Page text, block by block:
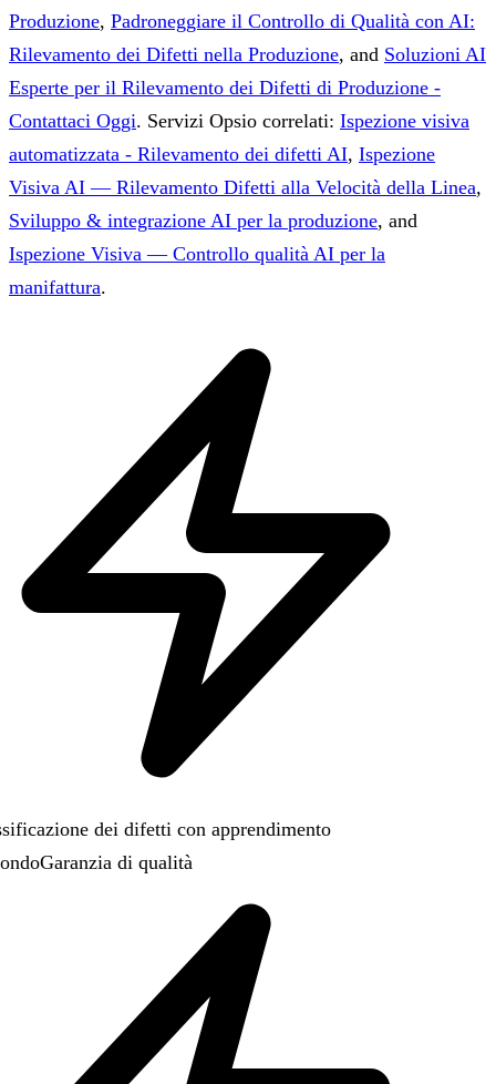
Produzione, Padroneggiare il Controllo di Qualità con AI:
Rilevamento dei Difetti nella Produzione, and Soluzioni AI
Esperte per il Rilevamento dei Difetti di Produzione -
Contattaci Oggi. Servizi Opsio correlati: Ispezione visiva
automatizzata - Rilevamento dei difetti AI, Ispezione
Visiva AI — Rilevamento Difetti alla Velocità della Linea,
Sviluppo & integrazione AI per la produzione, and
Ispezione Visiva — Controllo qualità AI per la
manifattura.
dei difetti con apprendimento
Garanzia di qualità